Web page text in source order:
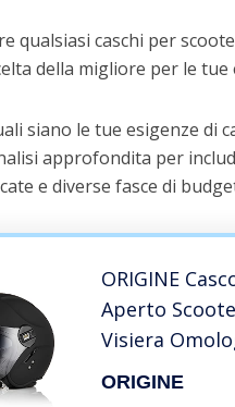
qualsiasi caschi per
della migliore per le
siano le tue esigenze di
approfondita per
e diverse fasce di
ORIGINE
Aperto
Visiera
MATT BLACK,L)
ORIGINE